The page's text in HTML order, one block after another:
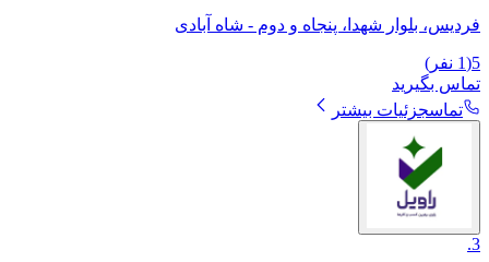
فردیس، بلوار شهدا، پنجاه و دوم - شاه آبادی
5
(
1 نفر)
تماس بگیرید
تماسجزئیات بیشتر
3
.